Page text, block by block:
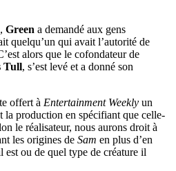
Green a demandé aux gens
quelqu’un qui avait l’autorité de
alors que le cofondateur de
Tull, s’est levé et a donné son
offert à Entertainment Weekly un
la production en spécifiant que celle-
le réalisateur, nous aurons droit à
les origines de Sam en plus d’en
est ou de quel type de créature il